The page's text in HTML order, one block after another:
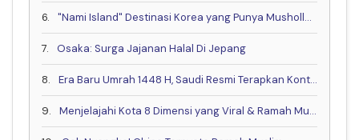
6. "Nami Island" Destinasi Korea yang Punya Musholla & Resto Halal .
7. Osaka: Surga Jajanan Halal Di Jepang
8. Era Baru Umrah 1448 H, Saudi Resmi Terapkan Kontrak Digital & Buka Visa Akhir Mei
9. Menjelajahi Kota 8 Dimensi yang Viral & Ramah Muslim bareng Muslim Travel Indonesia